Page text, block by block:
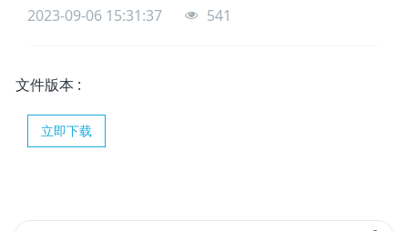
2023-09-06 15:31:37 541
文件版本 :
立即下载